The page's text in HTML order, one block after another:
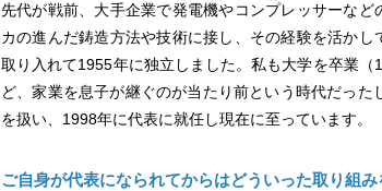
先代が戦前、大手企業で発電機やコンプレッサーな
カの進んだ鋳造方法や技術に接し、その経験を活か
取り入れて1955年に独立しました。私も大学を卒業
ど、家業を息子が継ぐのが当たり前という時代だっ
を扱い、1998年に代表に就任し現在に至っています。
ご自身が代表になられてからはどういった取り組